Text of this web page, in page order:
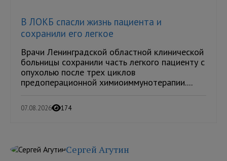
В ЛОКБ спасли жизнь пациента и
сохранили его легкое
Врачи Ленинградской областной клинической
больницы сохранили часть легкого пациенту с
опухолью после трех циклов
предоперационной химиоиммунотерапии....
07.08.2026 174
Сергей Агутин